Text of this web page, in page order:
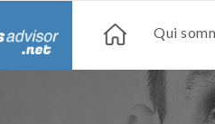
Qui